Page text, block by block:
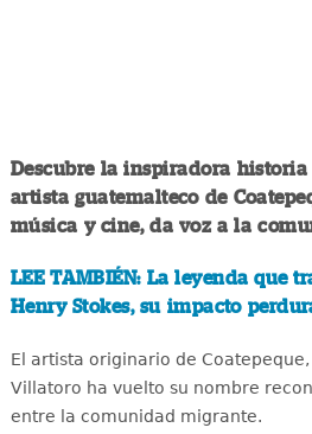
Descubre la inspiradora
artista guatemalteco de
música y cine, da voz a la
LEE TAMBIÉN: La leyenda que
Henry Stokes, su impacto
El artista originario de
Villatoro ha vuelto su nombre
entre la comunidad migrante.